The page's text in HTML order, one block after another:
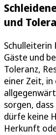
und
Schulleiterin
Gäste und
Toleranz,
einer Zeit, in
sorgen,
dürfe keine
Herkunft